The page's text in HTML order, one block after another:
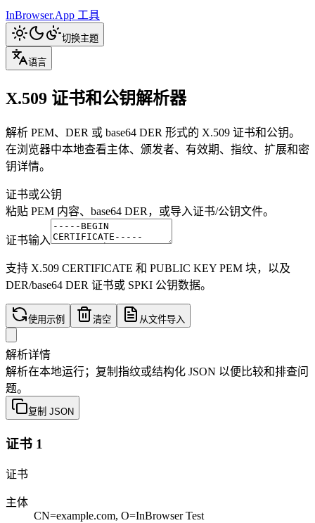
InBrowser.App 工具
切换主题
语言
X.509 证书和公钥解析器
解析 PEM、DER 或 base64 DER 形式的 X.509 证书和公钥。
在浏览器中本地查看主体、颁发者、有效期、指纹、扩展和密
钥详情。
证书或公钥
粘贴 PEM 内容、base64 DER，或导入证书/公钥文件。
证书输入
支持 X.509 CERTIFICATE 和 PUBLIC KEY PEM 块，以及
DER/base64 DER 证书或 SPKI 公钥数据。
使用示例 清空 从文件导入
解析详情
解析在本地运行；复制指纹或结构化 JSON 以便比较和排查问
题。
复制 JSON
证书 1
证书
主体
CN=example.com, O=InBrowser Test